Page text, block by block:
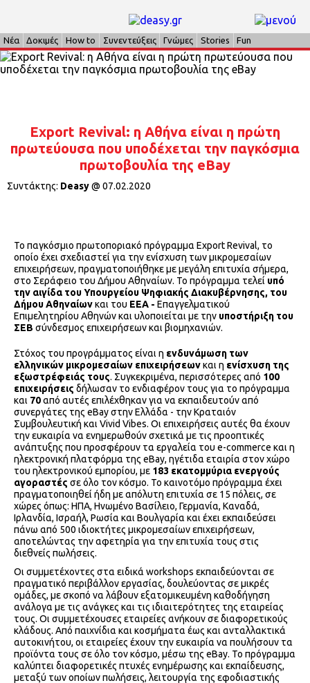
Νέα Δοκιμές How to Συνεντεύξεις Γνώμες Stories Fun
Export Revival: η Αθήνα είναι η πρώτη
πρωτεύουσα που υποδέχεται την παγκόσμια
πρωτοβουλία της eBay
Συντάκτης: Deasy@ 07.02.2020
Το παγκόσμιο πρωτοποριακό πρόγραμμα Export Revival, το
οποίο έχει σχεδιαστεί για την ενίσχυση των μικρομεσαίων
επιχειρήσεων, πραγματοποιήθηκε με μεγάλη επιτυχία σήμερα,
στο Σεράφειο του Δήμου Αθηναίων. Το πρόγραμμα τελεί υπό
την αιγίδα του Υπουργείου Ψηφιακής Διακυβέρνησης, του
Δήμου Αθηναίωνκαι του ΕΕΑ - Επαγγελματικού
Επιμελητηρίου Αθηνών και υλοποιείται με την υποστήριξη του
ΣΕΒ σύνδεσμος επιχειρήσεων και βιομηχανιών.
Στόχος του προγράμματος είναι η ενδυνάμωση των
ελληνικών μικρομεσαίων επιχειρήσεωνκαι η ενίσχυση της
εξωστρέφειάς τους. Συγκεκριμένα, περισσότερες από 100
επιχειρήσεις δήλωσαν το ενδιαφέρον τους για το πρόγραμμα
και 70από αυτές επιλέχθηκαν για να εκπαιδευτούν από
συνεργάτες της eBay στην Ελλάδα - την Κραταιόν
Συμβουλευτική και Vivid Vibes. Οι επιχειρήσεις αυτές θα έχουν
την ευκαιρία να ενημερωθούν σχετικά με τις προοπτικές
ανάπτυξης που προσφέρουν τα εργαλεία του e-commerce και η
ηλεκτρονική πλατφόρμα της eBay, ηγέτιδα εταιρία στον χώρο
του ηλεκτρονικού εμπορίου, με 183 εκατομμύρια ενεργούς
αγοραστές σε όλο τον κόσμο. Το καινοτόμο πρόγραμμα έχει
πραγματοποιηθεί ήδη με απόλυτη επιτυχία σε 15 πόλεις, σε
χώρες όπως: ΗΠΑ, Ηνωμένο Βασίλειο, Γερμανία, Καναδά,
Ιρλανδία, Ισραήλ, Ρωσία και Βουλγαρία και έχει εκπαιδεύσει
πάνω από 500 ιδιοκτήτες μικρομεσαίων επιχειρήσεων,
αποτελώντας την αφετηρία για την επιτυχία τους στις
διεθνείς πωλήσεις.
Οι συμμετέχοντες στα ειδικά workshops εκπαιδεύονται σε
πραγματικό περιβάλλον εργασίας, δουλεύοντας σε μικρές
ομάδες, με σκοπό να λάβουν εξατομικευμένη καθοδήγηση
ανάλογα με τις ανάγκες και τις ιδιαιτερότητες της εταιρείας
τους. Οι συμμετέχουσες εταιρείες ανήκουν σε διαφορετικούς
κλάδους. Από παιχνίδια και κοσμήματα έως και ανταλλακτικά
αυτοκινήτου, οι εταιρείες έχουν την ευκαιρία να πουλήσουν τα
προϊόντα τους σε όλο τον κόσμο, μέσω της eBay. Το πρόγραμμα
καλύπτει διαφορετικές πτυχές ενημέρωσης και εκπαίδευσης,
μεταξύ των οποίων πωλήσεις, λειτουργία της εφοδιαστικής